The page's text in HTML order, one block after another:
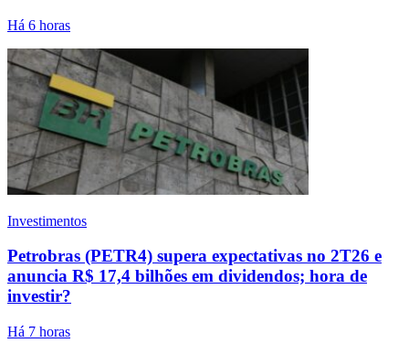
Há 6 horas
Investimentos
Petrobras (PETR4) supera expectativas no 2T26 e
anuncia R$ 17,4 bilhões em dividendos; hora de
investir?
Há 7 horas